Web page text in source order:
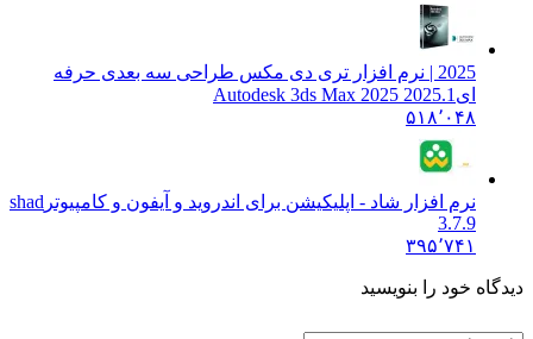
2025 | نرم افزار تری دی مکس طراحی سه بعدی حرفه
ای Autodesk 3ds Max 2025 2025.1
۵۱۸٬۰۴۸
نرم افزار شاد - اپلیکیشن برای اندروید و آیفون و کامپیوتر shad
3.7.9
۳۹۵٬۷۴۱
دیدگاه خود را بنویسید